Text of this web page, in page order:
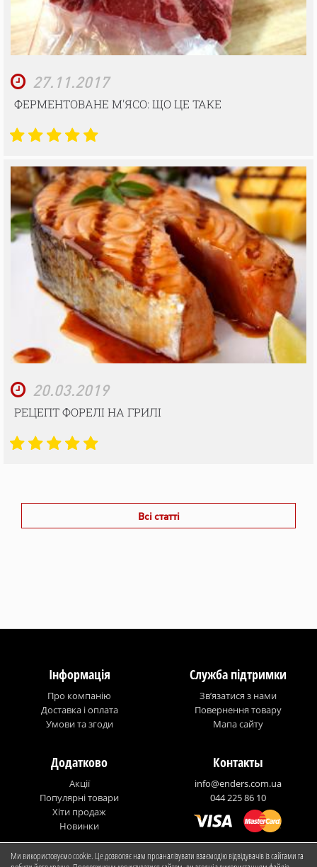
27.11.2017
ФЕРМЕНТОВАНЕ М'ЯСО: ЩО ЦЕ ТАКЕ
20.03.2019
РЕЦЕПТ ФОРЕЛІ НА ГРИЛІ
Всі статті
Інформація
Про компанію
Доставка і оплата
Умови та згоди
Служба підтримки
Зв’язатися з нами
Повернення товару
Мапа сайту
Додатково
Акції
Популярні товари
Хіти продаж
Новинки
Контакты
info@enders.com.ua
044 225 86 10
© Enders Ukraine
Ми використовуємо cookie. Це дозволяє нам проаналізувати взаємодію відвідувачів із сайтами та